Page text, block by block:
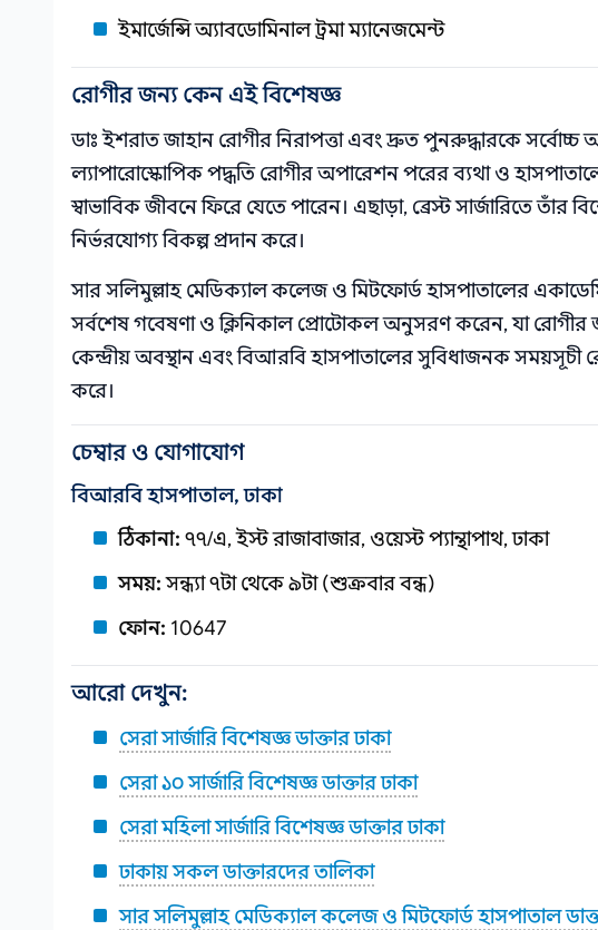
ইমার্জেন্সি অ্যাবডোমিনাল ট্রমা ম্যানেজমেন্ট
রোগীর জন্য কেন এই বিশেষজ্ঞ
ডাঃ ইশরাত জাহান রোগীর নিরাপত্তা এবং দ্রুত পুনরুদ্ধারকে
ল্যাপারোস্কোপিক পদ্ধতি রোগীর অপারেশন পরের ব্যথা ও
স্বাভাবিক জীবনে ফিরে যেতে পারেন। এছাড়া, ব্রেস্ট সার্জারিতে তাঁর
নির্ভরযোগ্য বিকল্প প্রদান করে।
সার সলিমুল্লাহ মেডিক্যাল কলেজ ও মিটফোর্ড হাসপাতালের
সর্বশেষ গবেষণা ও ক্লিনিকাল প্রোটোকল অনুসরণ করেন, যা রোগীর
কেন্দ্রীয় অবস্থান এবং বিআরবি হাসপাতালের সুবিধাজনক সময়সূচী
করে।
চেম্বার ও যোগাযোগ
বিআরবি হাসপাতাল, ঢাকা
ঠিকানা: ৭৭/এ, ইস্ট রাজাবাজার, ওয়েস্ট প্যান্থাপাথ, ঢাকা
সময়:সন্ধ্যা ৭টা থেকে ৯টা (শুক্রবার বন্ধ)
ফোন: 10647
আরো দেখুন:
সেরা সার্জারি বিশেষজ্ঞ ডাক্তার ঢাকা
সেরা ১০ সার্জারি বিশেষজ্ঞ ডাক্তার ঢাকা
সেরা মহিলা সার্জারি বিশেষজ্ঞ ডাক্তার ঢাকা
ঢাকায় সকল ডাক্তারদের তালিকা
সার সলিমুল্লাহ মেডিক্যাল কলেজ ও মিটফোর্ড হাসপাতাল